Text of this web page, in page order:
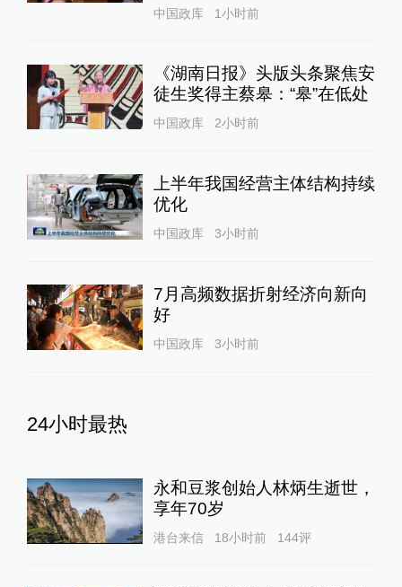
中国政库 1小时前
《湖南日报》头版头条聚焦安
徒生奖得主蔡皋：“皋”在低处
中国政库 2小时前
上半年我国经营主体结构持续
优化
中国政库 3小时前
7月高频数据折射经济向新向
好
中国政库 3小时前
24小时最热
永和豆浆创始人林炳生逝世，
享年70岁
港台来信 18小时前 144评